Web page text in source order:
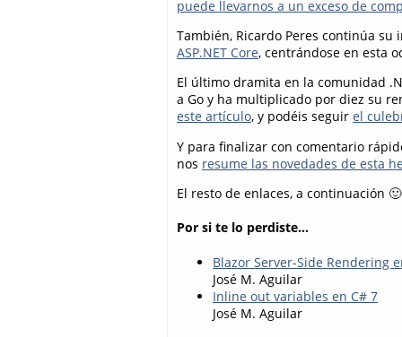
puede llevarnos a un exceso de
También, Ricardo Peres continúa
ASP.NET Core, centrándose en esta
El último dramita en la comunidad
a Go y ha multiplicado por diez su
este artículo, y podéis seguir el
Y para finalizar con comentario
nos resume las novedades de esta
El resto de enlaces, a continuación 🙂
Por si te lo perdiste...
Blazor Server-Side Rendering
José M. Aguilar
Inline out variables en C# 7
José M. Aguilar